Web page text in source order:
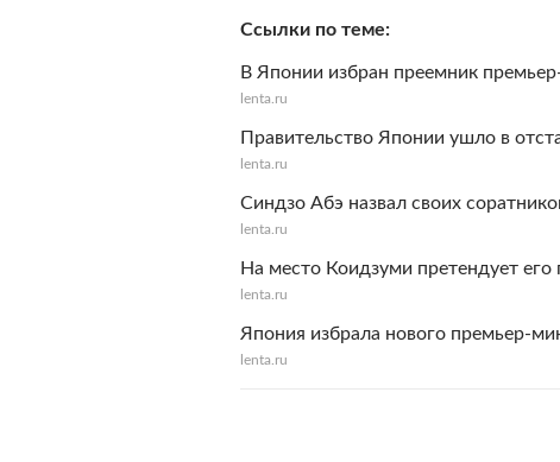
Ссылки по теме
В Японии избран преемник
lenta.ru
Правительство Японии ушло в
lenta.ru
Синдзо Абэ назвал своих
lenta.ru
На место Коидзуми претендует его
lenta.ru
Япония избрала нового премьер-
lenta.ru